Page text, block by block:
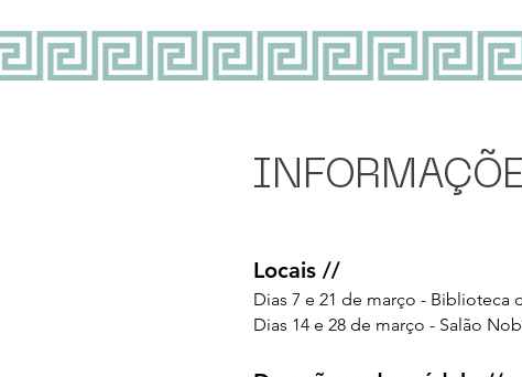
Locais //
Dias 7 e 21 de março - Biblioteca
Dias 14 e 28 de março - Salão